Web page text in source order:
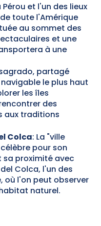
Pérou et l'un des lieux
toute l'Amérique
au sommet des
et une
à une
partagé
le plus haut
les îles
des
aux traditions
Colca: La "ville
pour son
proximité avec
Colca, l'un des
où l'on peut observer
naturel.